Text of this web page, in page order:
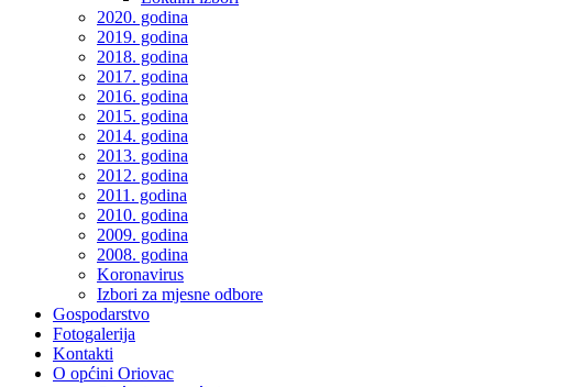
2020. godina
2019. godina
2018. godina
2017. godina
2016. godina
2015. godina
2014. godina
2013. godina
2012. godina
2011. godina
2010. godina
2009. godina
2008. godina
Koronavirus
Izbori za mjesne odbore
Gospodarstvo
Fotogalerija
Kontakti
O općini Oriovac